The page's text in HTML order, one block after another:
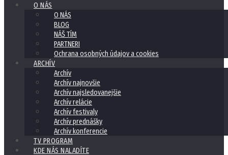
O NÁS
O NÁS
BLOG
NÁŠ TÍM
PARTNERI
Ochrana osobných údajov a cookies
ARCHÍV
Archív
Archív najnovšie
Archív najsledovanejšie
Archív relácie
Archív festivaly
Archív prednášky
Archív konferencie
TV PROGRAM
KDE NÁS NALADÍTE